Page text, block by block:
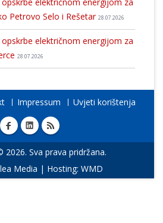
Petrovo Selo i Rešetar 28.07.2026
električnom energijom za
28.07.2026
Impressum Uvjeti korištenja
2026. Sva prava pridržana.
Media | Hosting: WMD